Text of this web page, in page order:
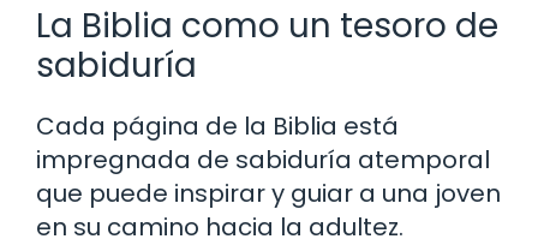
La Biblia como un tesoro de
sabiduría
Cada página de la Biblia está
impregnada de sabiduría atemporal
que puede inspirar y guiar a una joven
en su camino hacia la adultez.